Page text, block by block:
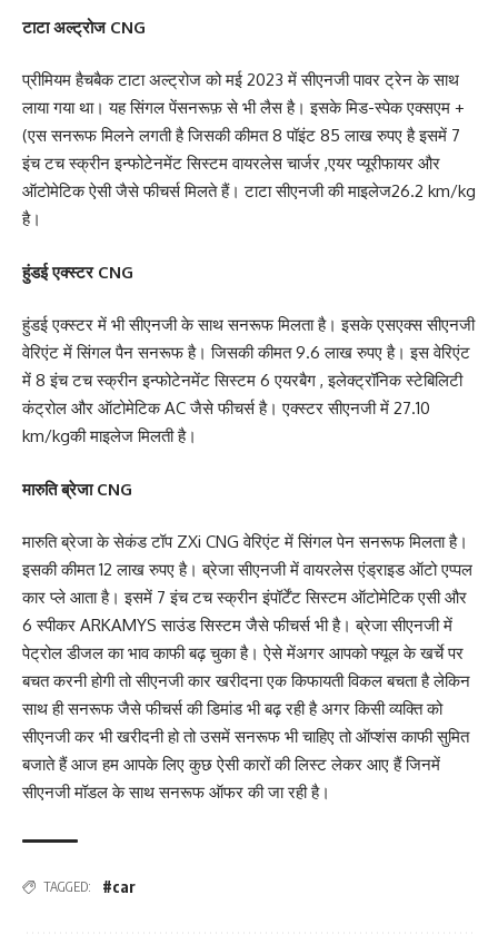
टाटा अल्ट्रोज CNG
प्रीमियम हैचबैक टाटा अल्ट्रोज को मई 2023 में सीएनजी पावर ट्रेन के साथ
लाया गया था। यह सिंगल पेंसनरूफ़ से भी लैस है। इसके मिड-स्पेक एक्सएम +
(एस सनरूफ मिलने लगती है जिसकी कीमत 8 पॉइंट 85 लाख रुपए है इसमें 7
इंच टच स्क्रीन इन्फोटेनमेंट सिस्टम वायरलेस चार्जर ,एयर प्यूरीफायर और
ऑटोमेटिक ऐसी जैसे फीचर्स मिलते हैं। टाटा सीएनजी की माइलेज26.2 km/kg
है।
हुंडई एक्स्टर CNG
हुंडई एक्स्टर में भी सीएनजी के साथ सनरूफ मिलता है। इसके एसएक्स सीएनजी
वेरिएंट में सिंगल पैन सनरूफ है। जिसकी कीमत 9.6 लाख रुपए है। इस वेरिएंट
में 8 इंच टच स्क्रीन इन्फोटेनमेंट सिस्टम 6 एयरबैग , इलेक्ट्रॉनिक स्टेबिलिटी
कंट्रोल और ऑटोमेटिक AC जैसे फीचर्स है। एक्स्टर सीएनजी में 27.10
km/kgकी माइलेज मिलती है।
मारुति ब्रेजा CNG
मारुति ब्रेजा के सेकंड टॉप ZXi CNG वेरिएंट में सिंगल पेन सनरूफ मिलता है।
इसकी कीमत 12 लाख रुपए है। ब्रेजा सीएनजी में वायरलेस एंड्राइड ऑटो एप्पल
कार प्ले आता है। इसमें 7 इंच टच स्क्रीन इंपॉर्टेंट सिस्टम ऑटोमेटिक एसी और
6 स्पीकर ARKAMYS साउंड सिस्टम जैसे फीचर्स भी है। ब्रेजा सीएनजी में
पेट्रोल डीजल का भाव काफी बढ़ चुका है। ऐसे मेंअगर आपको फ्यूल के खर्चे पर
बचत करनी होगी तो सीएनजी कार खरीदना एक किफायती विकल बचता है लेकिन
साथ ही सनरूफ जैसे फीचर्स की डिमांड भी बढ़ रही है अगर किसी व्यक्ति को
सीएनजी कर भी खरीदनी हो तो उसमें सनरूफ भी चाहिए तो ऑप्शंस काफी सुमित
बजाते हैं आज हम आपके लिए कुछ ऐसी कारों की लिस्ट लेकर आए हैं जिनमें
सीएनजी मॉडल के साथ सनरूफ ऑफर की जा रही है।
TAGGED: #car